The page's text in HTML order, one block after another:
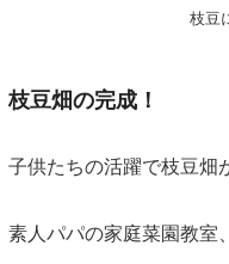
枝豆
枝豆畑の完成！
子供たちの活躍で枝豆畑
素人パパの家庭菜園教室